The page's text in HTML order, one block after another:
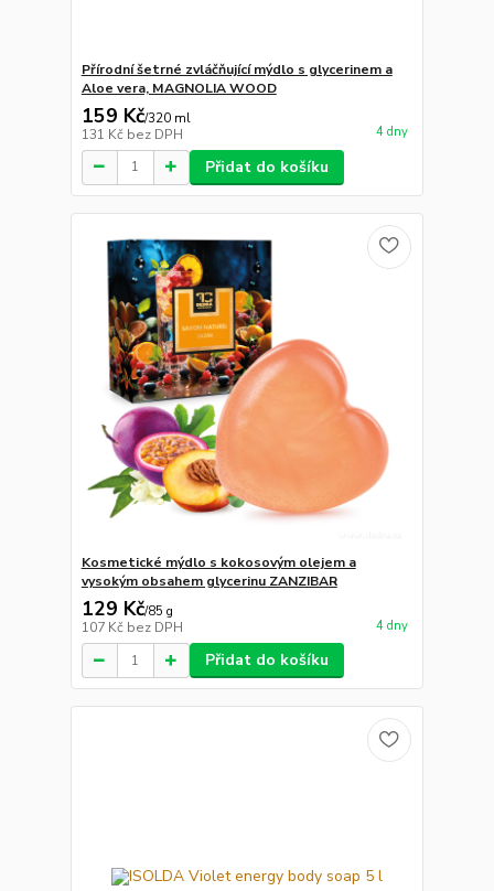
Přírodní šetrné zvláčňující mýdlo s glycerinem a
Aloe vera, MAGNOLIA WOOD
159 Kč/320 ml
131 Kč bez DPH 4 dny
Přidat do košíku
Kosmetické mýdlo s kokosovým olejem a
vysokým obsahem glycerinu ZANZIBAR
129 Kč/85 g
107 Kč bez DPH 4 dny
Přidat do košíku